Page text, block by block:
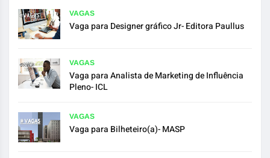
VAGAS
Vaga para Designer gráfico Jr- Editora Paullus
VAGAS
Vaga para Analista de Marketing de Influência
Pleno- ICL
VAGAS
Vaga para Bilheteiro(a)- MASP